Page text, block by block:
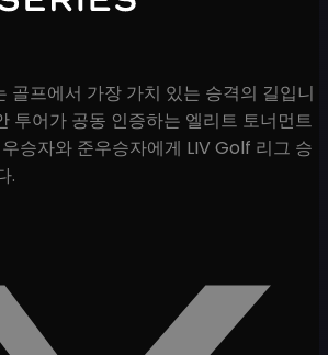
골프에서 가장 가치 있는 승격의 길입니
투어가 공동 인증하는 엘리트 토너먼트
승자와 준우승자에게 LIV Golf 리그 승
.